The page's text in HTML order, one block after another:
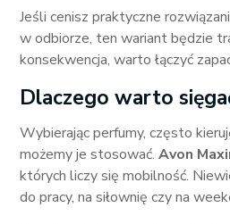
Jeśli cenisz praktyczne
w odbiorze, ten wariant będzie
konsekwencja, warto łączyć
Dlaczego warto
Wybierając perfumy, często
możemy je stosować. Avon
których liczy się mobilność.
do pracy, na siłownię czy na